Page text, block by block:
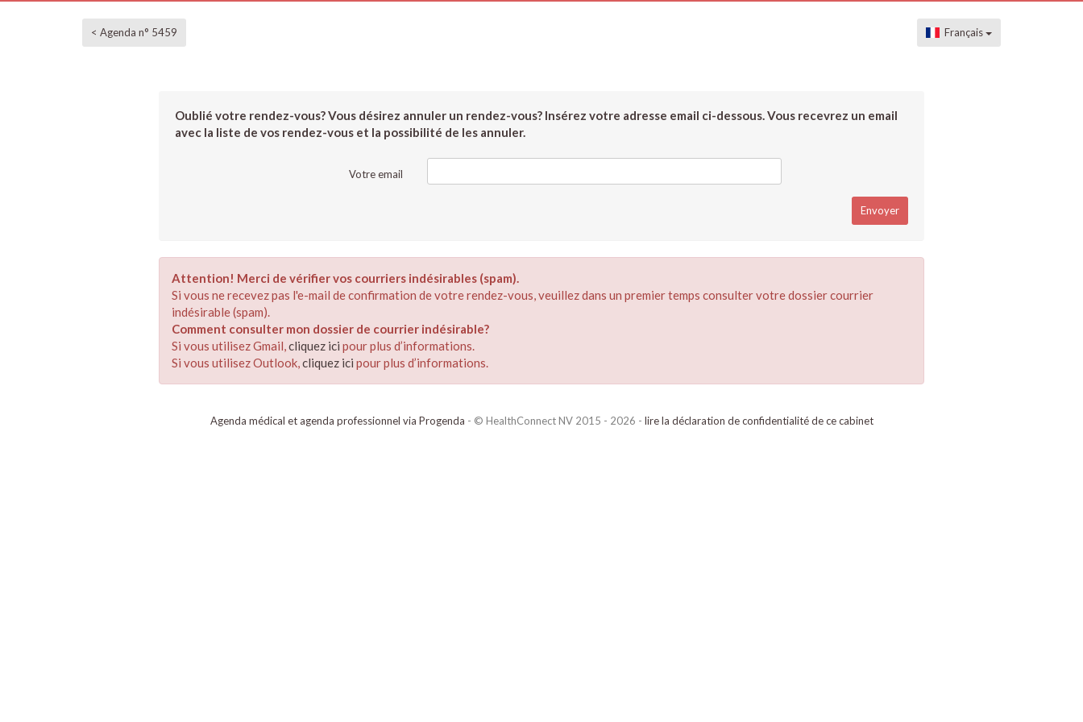
< Agenda n° 5459 Français
Oublié votre rendez-vous? Vous désirez annuler un rendez-vous? Insérez votre adresse email ci-dessous. Vous recevrez un email
avec la liste de vos rendez-vous et la possibilité de les annuler.
Votre email
Attention! Merci de vérifier vos courriers indésirables (spam).
Si vous ne recevez pas l'e-mail de confirmation de votre rendez-vous, veuillez dans un premier temps consulter votre dossier courrier
indésirable (spam).
Comment consulter mon dossier de courrier indésirable?
Si vous utilisez Gmail,cliquez ici pour plus d’informations.
Si vous utilisez Outlook,cliquez ici pour plus d’informations.
Agenda médical et agenda professionnel via Progenda - © HealthConnect NV 2015 - 2026 - lire la déclaration de confidentialité de ce cabinet